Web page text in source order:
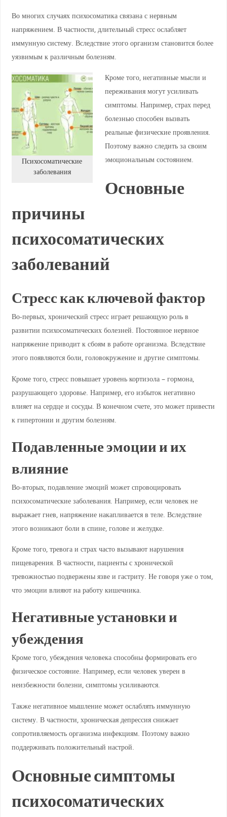
Во многих случаях психосоматика связана с нервным
напряжением. В частности, длительный стресс ослабляет
иммунную систему. Вследствие этого организм становится более
уязвимым к различным болезням.
Психосоматические
заболевания
Кроме того, негативные мысли и
переживания могут усиливать
симптомы. Например, страх перед
болезнью способен вызвать
реальные физические проявления.
Поэтому важно следить за своим
эмоциональным состоянием.
Основные
причины
психосоматических
заболеваний
Стресс как ключевой фактор
Во-первых, хронический стресс играет решающую роль в
развитии психосоматических болезней. Постоянное нервное
напряжение приводит к сбоям в работе организма. Вследствие
этого появляются боли, головокружение и другие симптомы.
Кроме того, стресс повышает уровень кортизола – гормона,
разрушающего здоровье. Например, его избыток негативно
влияет на сердце и сосуды. В конечном счете, это может привести
к гипертонии и другим болезням.
Подавленные эмоции и их
влияние
Во-вторых, подавление эмоций может спровоцировать
психосоматические заболевания. Например, если человек не
выражает гнев, напряжение накапливается в теле. Вследствие
этого возникают боли в спине, голове и желудке.
Кроме того, тревога и страх часто вызывают нарушения
пищеварения. В частности, пациенты с хронической
тревожностью подвержены язве и гастриту. Не говоря уже о том,
что эмоции влияют на работу кишечника.
Негативные установки и
убеждения
Кроме того, убеждения человека способны формировать его
физическое состояние. Например, если человек уверен в
неизбежности болезни, симптомы усиливаются.
Также негативное мышление может ослаблять иммунную
систему. В частности, хроническая депрессия снижает
сопротивляемость организма инфекциям. Поэтому важно
поддерживать положительный настрой.
Основные симптомы
психосоматических